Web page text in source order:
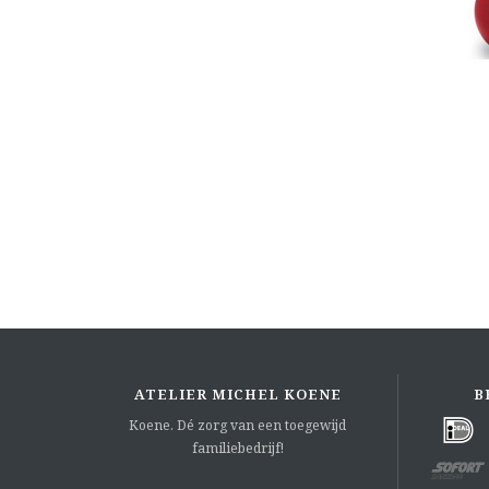
ATELIER MICHEL KOENE
Koene. Dé zorg van een toegewijd
familiebedrijf!